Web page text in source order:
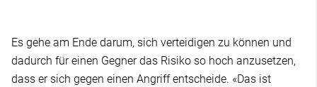
Es gehe am Ende darum, sich verteidigen zu können und
dadurch für einen Gegner das Risiko so hoch anzusetzen,
dass er sich gegen einen Angriff entscheide. «Das ist